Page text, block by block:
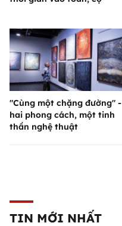
"Cùng một chặng đường" -
hai phong cách, một tinh
thần nghệ thuật
TIN MỚI NHẤT